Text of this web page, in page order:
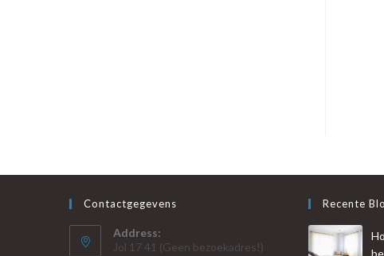
Contactgegevens
Address:
Jol 17 41 (Geen bezoekadres!)
Recente